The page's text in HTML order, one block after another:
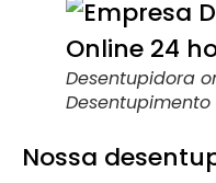
Desentupidora
Desentupimento
Nossa